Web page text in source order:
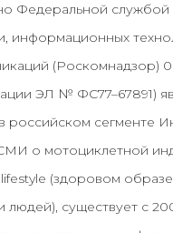
Федеральной
информационных
(Роскомнадзор)
ЭЛ № ФС77–67891)
российском сегменте
о мотоциклетной
(здоровом
людей), существует с